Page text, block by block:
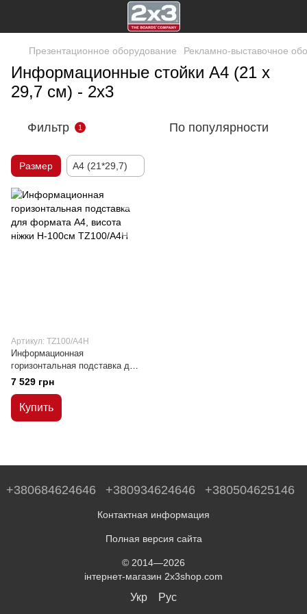
Презентационное оборудование Рекламно-выставочное
Информационные стойки A4 (21 х
29,7 см) - 2х3
Фильтр 1 По популярности
Размер A4 (21*29,7)
Артикул: TZ100/A4H
Информационная
горизонтальная подставка для
формата А4, висота ніжки
Н-100см
7 529 грн
Купить
+380684624646 +380934624646 +380504625146
Контактная информация
Полная версия сайта
© 2014—2026
інтернет-магазин 2x3shop.com
Укр Рус